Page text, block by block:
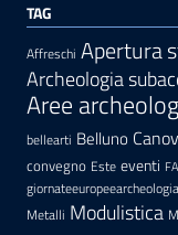
TAG
Affreschi Apertura
Archeologia
Aree
bellearti Belluno
convegno Este eventi
giornateeuropeearcheologia
Metalli Modulistica